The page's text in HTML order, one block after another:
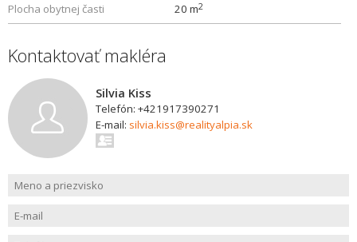
Plocha obytnej časti
20 m2
Kontaktovať makléra
Silvia Kiss
Telefón: +421917390271
E-mail: silvia.kiss@realityalpia.sk